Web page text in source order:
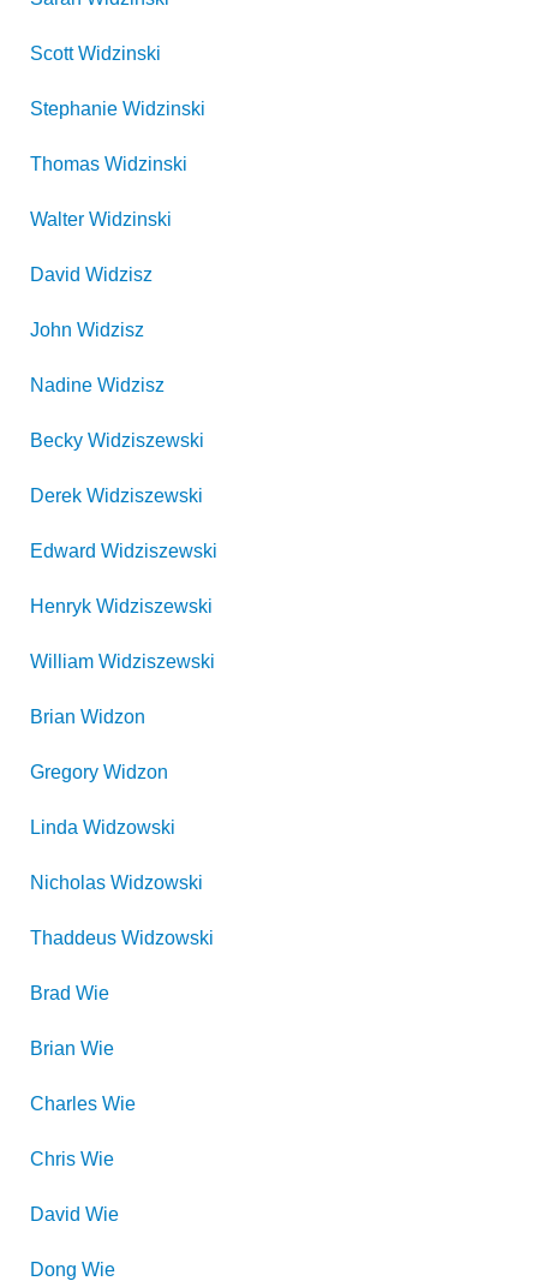
Scott Widzinski
Stephanie Widzinski
Thomas Widzinski
Walter Widzinski
David Widzisz
John Widzisz
Nadine Widzisz
Becky Widziszewski
Derek Widziszewski
Edward Widziszewski
Henryk Widziszewski
William Widziszewski
Brian Widzon
Gregory Widzon
Linda Widzowski
Nicholas Widzowski
Thaddeus Widzowski
Brad Wie
Brian Wie
Charles Wie
Chris Wie
David Wie
Dong Wie